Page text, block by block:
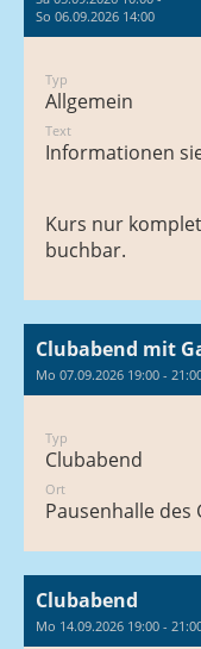
So 06.09.2026 14:00
Typ
Allgemein
Text
Informationen
Kurs nur
buchbar.
Clubabend mit
Mo 07.09.2026 19:00 -
Typ
Clubabend
Ort
Pausenhalle
Clubabend
Mo 14.09.2026 19:00 -